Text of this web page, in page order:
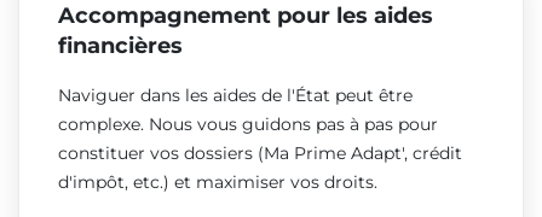
Accompagnement pour les aides
financières
Naviguer dans les aides de l'État peut être
complexe. Nous vous guidons pas à pas pour
constituer vos dossiers (Ma Prime Adapt', crédit
d'impôt, etc.) et maximiser vos droits.